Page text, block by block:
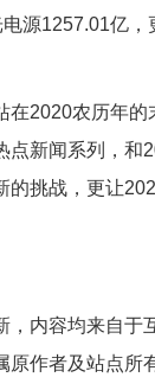
源1257.01亿，
在2020农历年的
点新闻系列，和
的挑战，更让
，内容均来自于
原作者及站点所